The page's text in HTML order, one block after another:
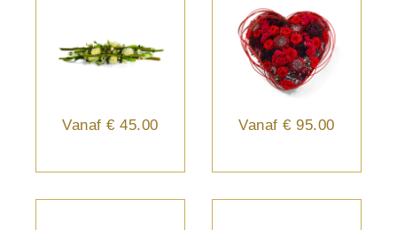
Vanaf € 45.00 Vanaf € 95.00